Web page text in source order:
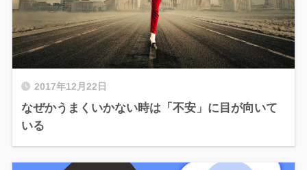
2017年12月22日
なぜかうまくいかない時は「不安」に目が向いて
いる